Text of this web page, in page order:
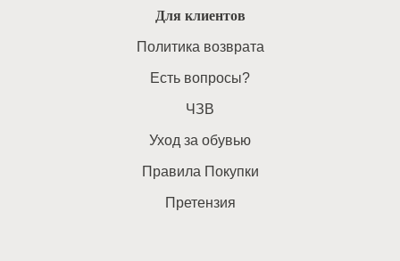
Для клиентов
Политика возврата
Есть вопросы?
ЧЗВ
Уход за обувью
Правила Покупки
Претензия